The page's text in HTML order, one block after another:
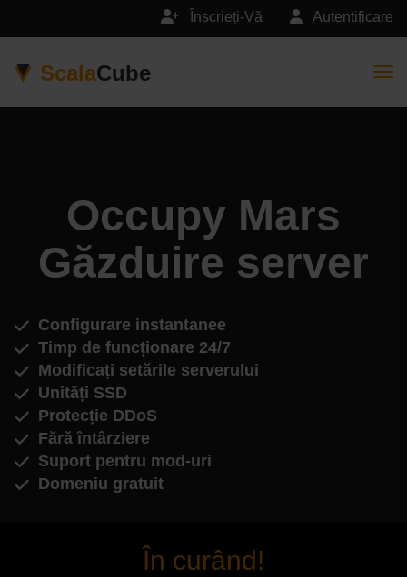
Autentificare
Înscrieți-Vă
ScalaCube
Occupy Mars
Găzduire server
Configurare instantanee
Timp de funcționare 24/7
Modificați setările serverului
Unități SSD
Protecție DDoS
Fără întârziere
Suport pentru mod-uri
Domeniu gratuit
În curând!